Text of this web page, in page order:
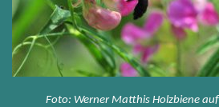
Foto: Werner Matthis Holzbiene auf